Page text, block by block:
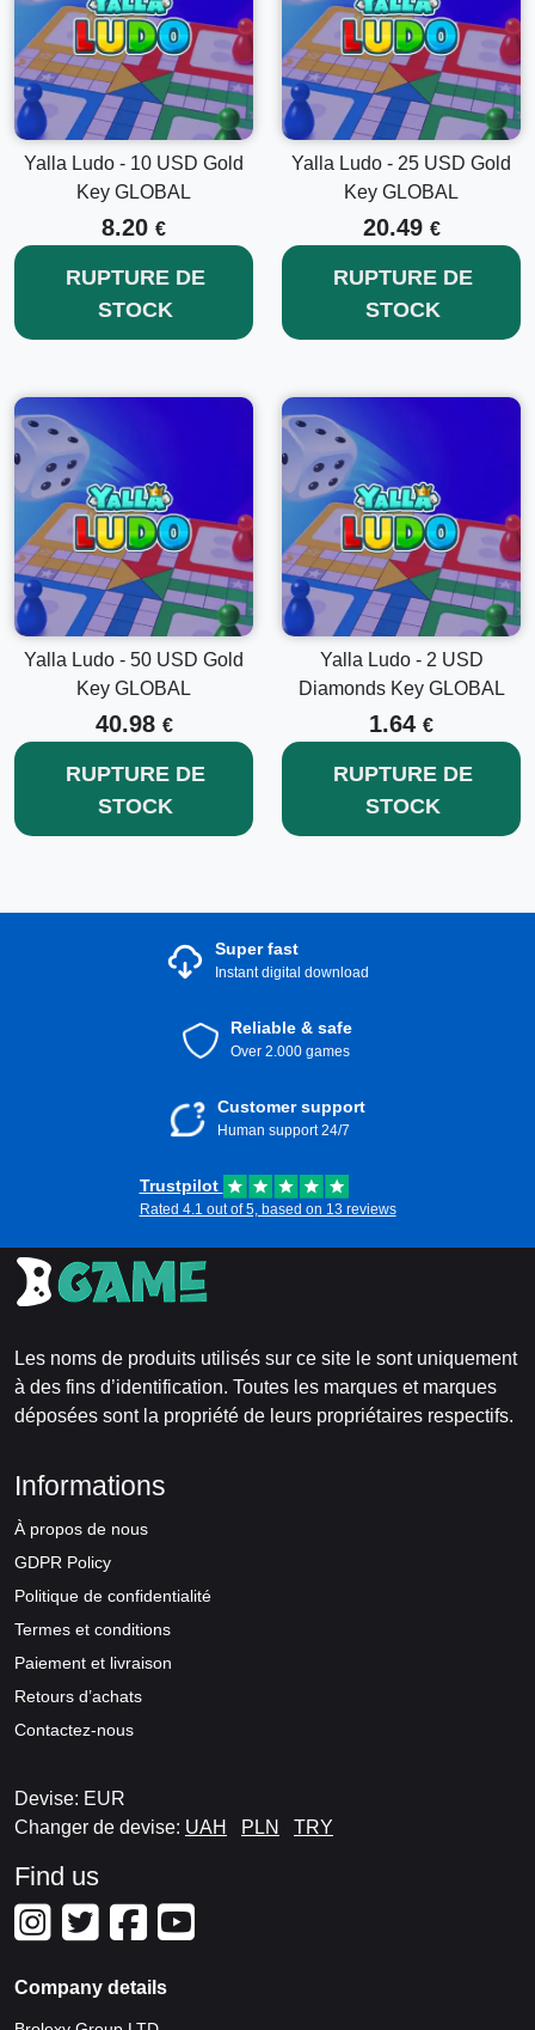
Yalla Ludo - 10 USD Gold
Key GLOBAL
8.20 €
RUPTURE DE
STOCK
Yalla Ludo - 25 USD Gold
Key GLOBAL
20.49 €
RUPTURE DE
STOCK
Yalla Ludo - 50 USD Gold
Key GLOBAL
40.98 €
RUPTURE DE
STOCK
Yalla Ludo - 2 USD
Diamonds Key GLOBAL
1.64 €
RUPTURE DE
STOCK
Super fast
Instant digital download
Reliable & safe
Over 2.000 games
Customer support
Human support 24/7
Trustpilot
Rated 4.1 out of 5, based on 13 reviews
Les noms de produits utilisés sur ce site le sont uniquement
à des fins d’identification. Toutes les marques et marques
déposées sont la propriété de leurs propriétaires respectifs.
Informations
À propos de nous
GDPR Policy
Politique de confidentialité
Termes et conditions
Paiement et livraison
Retours d’achats
Contactez-nous
Devise: EUR
Changer de devise: UAH PLN TRY
Find us
Company details